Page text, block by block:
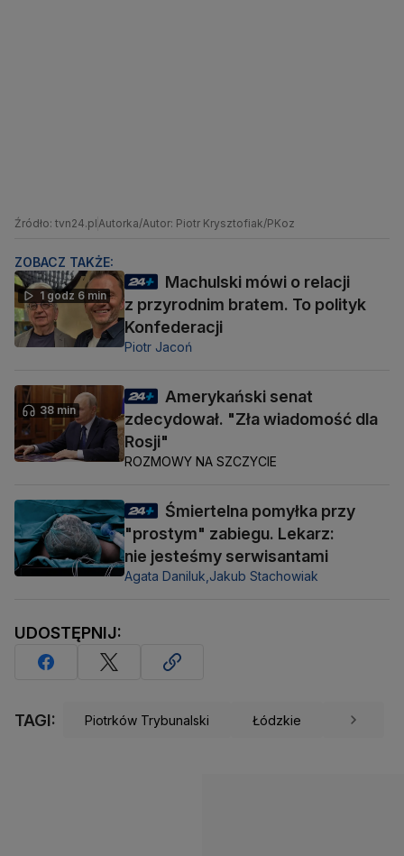
Źródło: tvn24.plAutorka/Autor: Piotr Krysztofiak/PKoz
ZOBACZ TAKŻE:
1 godz 6 min
Machulski mówi o relacji
z przyrodnim bratem. To polityk
Konfederacji
Piotr Jacoń
38 min
Amerykański senat
zdecydował. "Zła wiadomość dla
Rosji"
ROZMOWY NA SZCZYCIE
Śmiertelna pomyłka przy
"prostym" zabiegu. Lekarz:
nie jesteśmy serwisantami
Agata Daniluk, Jakub Stachowiak
UDOSTĘPNIJ:
TAGI: Piotrków Trybunalski Łódzkie